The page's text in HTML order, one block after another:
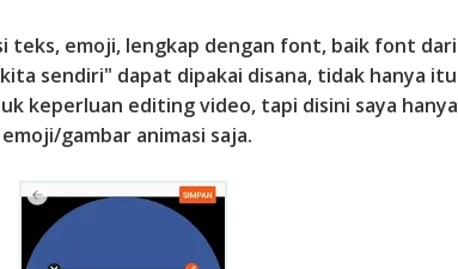
teks, emoji, lengkap dengan font, baik font dari
sendiri" dapat dipakai disana, tidak hanya itu
keperluan editing video, tapi disini saya hanya
gambar animasi saja.